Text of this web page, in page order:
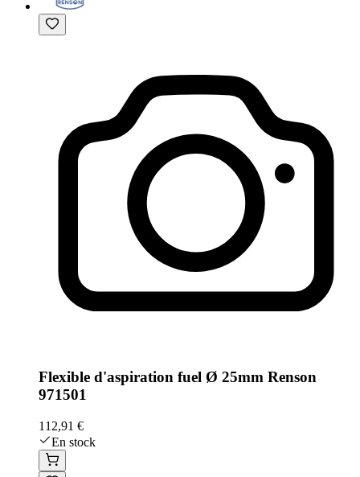
Flexible d'aspiration fuel Ø 25mm Renson
971501
112,91 €
En stock